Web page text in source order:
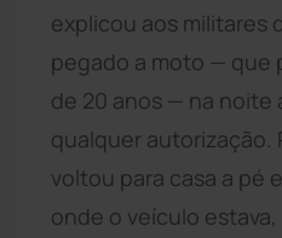
explicou aos militares
pegado a moto — que
de 20 anos — na noite
qualquer autorização.
voltou para casa a pé
onde o veículo